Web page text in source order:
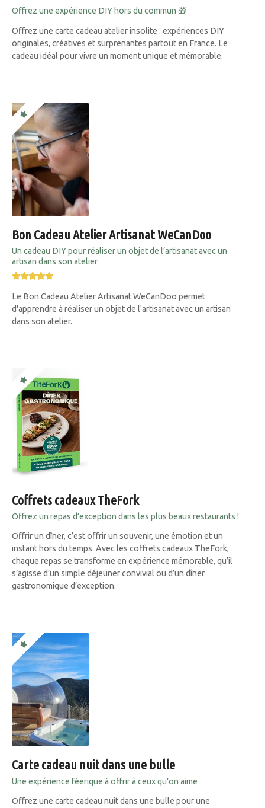
Offrez une expérience DIY hors du commun 🎁
Offrez une carte cadeau atelier insolite : expériences DIY
originales, créatives et surprenantes partout en France. Le
cadeau idéal pour vivre un moment unique et mémorable.
Bon Cadeau Atelier Artisanat WeCanDoo
Un cadeau DIY pour réaliser un objet de l’artisanat avec un
artisan dans son atelier
Le Bon Cadeau Atelier Artisanat WeCanDoo permet
d'apprendre à réaliser un objet de l'artisanat avec un artisan
dans son atelier.
Coffrets cadeaux TheFork
Offrez un repas d’exception dans les plus beaux restaurants !
Offrir un dîner, c’est offrir un souvenir, une émotion et un
instant hors du temps. Avec les coffrets cadeaux TheFork,
chaque repas se transforme en expérience mémorable, qu’il
s’agisse d’un simple déjeuner convivial ou d’un dîner
gastronomique d’exception.
Carte cadeau nuit dans une bulle
Une expérience féerique à offrir à ceux qu’on aime
Offrez une carte cadeau nuit dans une bulle pour une